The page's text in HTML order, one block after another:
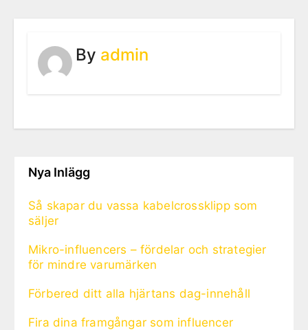
By admin
Nya Inlägg
Så skapar du vassa kabelcrossklipp som
säljer
Mikro-influencers – fördelar och strategier
för mindre varumärken
Förbered ditt alla hjärtans dag-innehåll
Fira dina framgångar som influencer